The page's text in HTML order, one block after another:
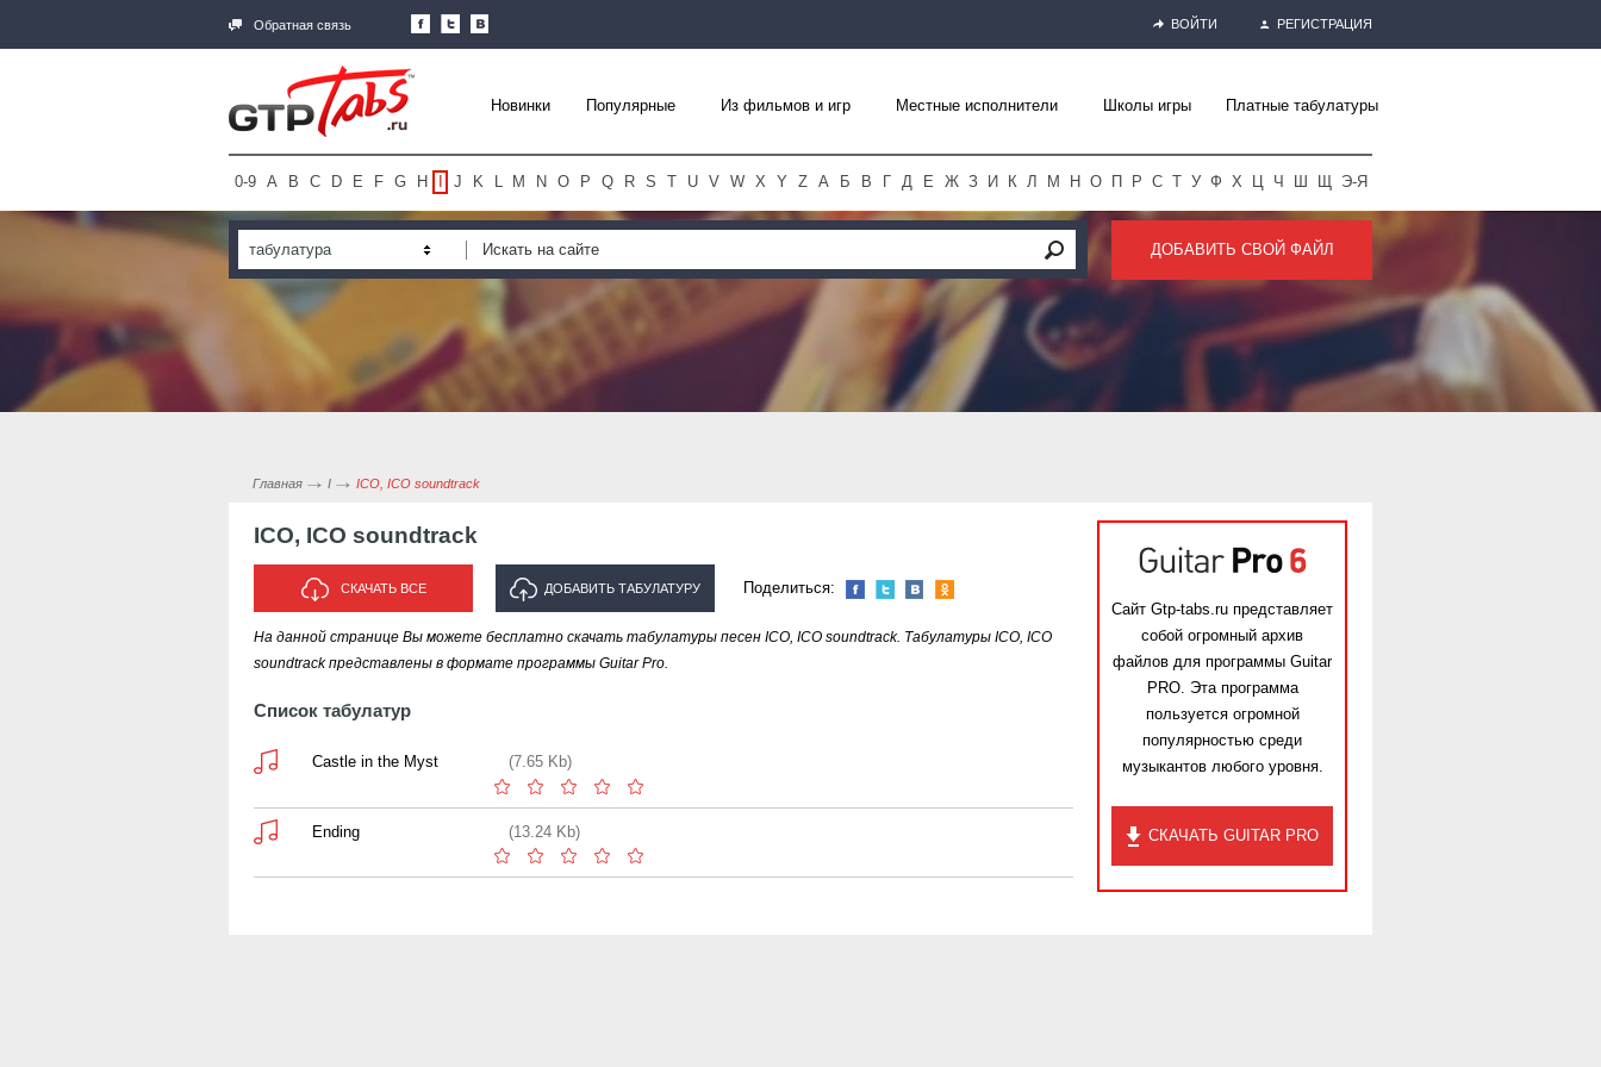
Обратная связь ВОЙТИ РЕГИСТРАЦИЯ
Новинки Популярные Из фильмов и игр Местные исполнители Школы игры Платные табулатуры
0-9 A B C D E F G H J K L M N O P Q R S T U V W X Y Z А Б В Г Д Е Ж З И К Л М Н О П Р С Т У Ф Х Ц Ч Ш Щ Э-Я
табулатура ДОБАВИТЬ СВОЙ ФАЙЛ
Главная I ICO, ICO soundtrack
ICO, ICO soundtrack
СКАЧАТЬ ВСЕ ДОБАВИТЬ ТАБУЛАТУРУ
ИСПОЛНИТЕЛЯ "ICO, ICO
Поделиться:
На данной странице Вы можете бесплатно скачать табулатуры песен ICO, ICO soundtrack. Табулатуры ICO, ICO
soundtrack представлены в формате программы Guitar Pro.
Список табулатур
Castle in the Myst (7.65 Kb)
Ending (13.24 Kb)
Сайт Gtp-tabs.ru представляет
собой огромный архив
файлов для программы Guitar
PRO. Эта программа
пользуется огромной
популярностью среди
музыкантов любого уровня.
СКАЧАТЬ GUITAR PRO